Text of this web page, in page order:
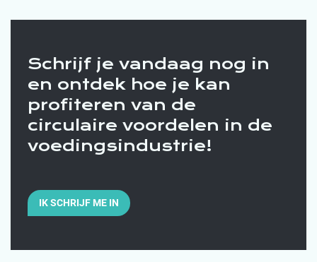
Schrijf je vandaag nog in
en ontdek hoe je kan
profiteren van de
circulaire voordelen in de
voedingsindustrie!
IK SCHRIJF ME IN